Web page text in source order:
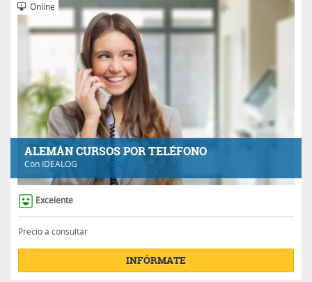
ALEMÁN CURSOS POR TELÉFONO
Con IDEALOG
Online
Excelente
Precio a consultar
INFÓRMATE